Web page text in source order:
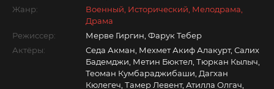
Жанр:
Военный, Исторический, Мелодрама,
Драма
Режиссер:
Мерве Гиргин, Фарук Тебер
Актёры:
Седа Акман, Мехмет Акиф Алакурт, Салих
Бадемджи, Метин Бюктел, Тюркан Кылыч,
Теоман Кумбараджибаши, Дагхан
Кюлегеч, Тамер Левент, Атилла Олгач,